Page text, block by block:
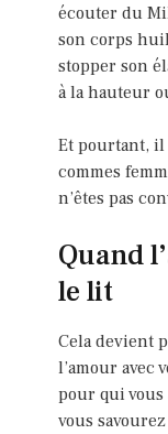
écouter du
son corps
stopper son
à la hauteur
Et pourtant, il
commes
n’êtes pas
Quand
le lit
Cela devient
l’amour avec
pour qui vous
vous